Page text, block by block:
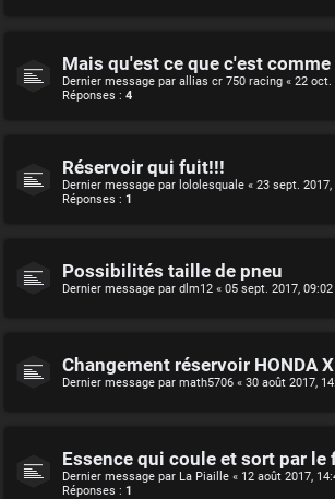
Mais qu'est ce que c'est comme
Dernier message par allias cr 750 racing « 22 oct.
Réponses : 4
Réservoir qui fuit!!!
Dernier message par lololesquale « 23 sept. 2017,
Réponses : 1
Possibilités taille de pneu
Dernier message par dlm12 « 05 sept. 2017, 09:02
Changement réservoir HONDA
Dernier message par math5706 « 30 août 2017,
Essence qui coule et sort par le
Dernier message par La Piaille « 12 août 2017,
Réponses : 1